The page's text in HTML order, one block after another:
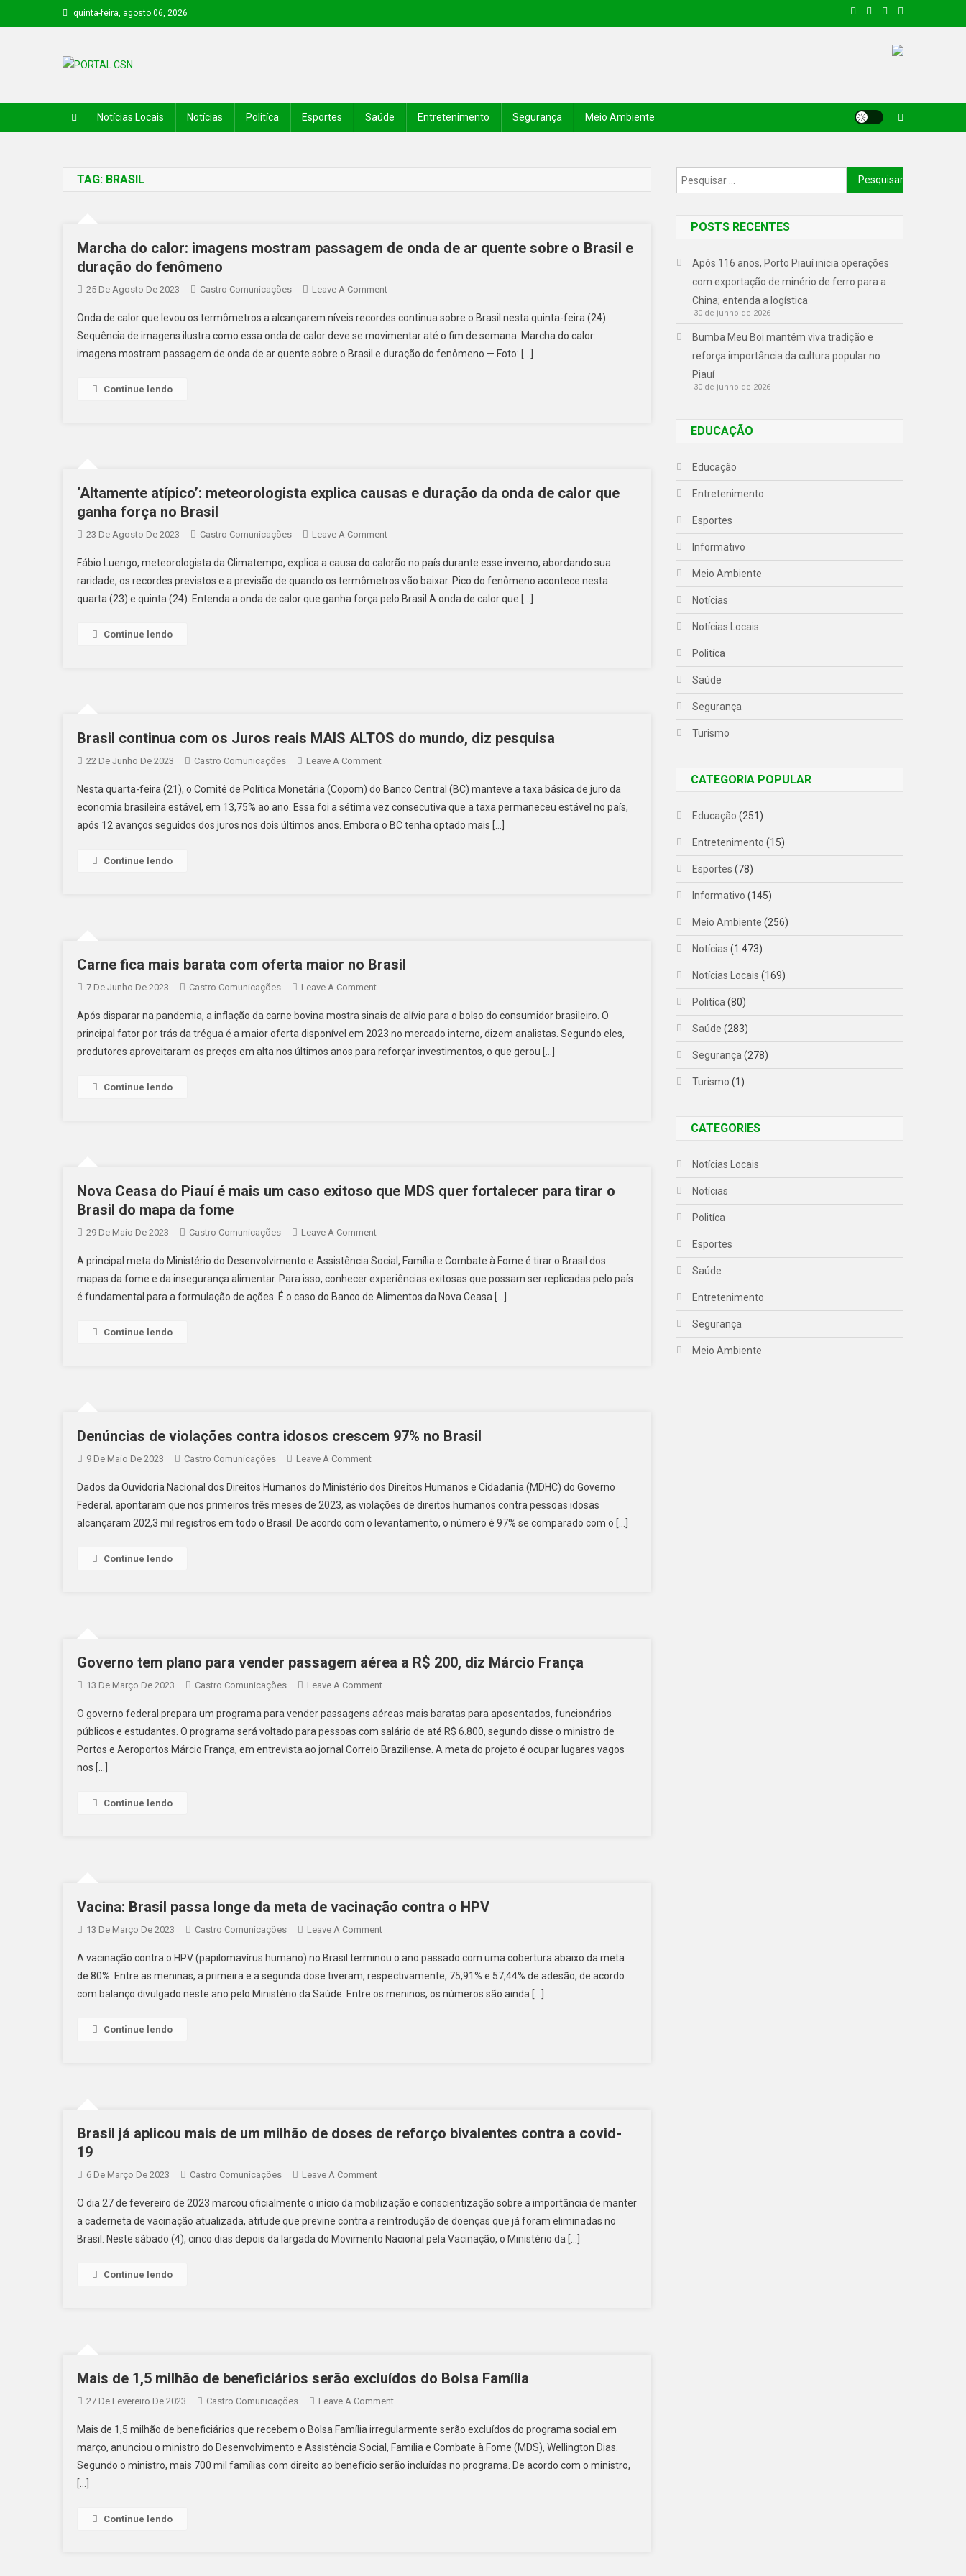
quinta-feira, agosto 06, 2026
Notícias Locais Notícias Politíca Esportes Saúde Entretenimento Segurança Meio Ambiente
TAG: BRASIL
Marcha do calor: imagens mostram passagem de onda de ar quente sobre o Brasil e
duração do fenômeno
25 De Agosto De 2023 Castro Comunicações Leave A Comment
Onda de calor que levou os termômetros a alcançarem níveis recordes continua sobre o Brasil nesta quinta-feira (24).
Sequência de imagens ilustra como essa onda de calor deve se movimentar até o fim de semana. Marcha do calor:
imagens mostram passagem de onda de ar quente sobre o Brasil e duração do fenômeno — Foto: […]
Continue lendo
‘Altamente atípico’: meteorologista explica causas e duração da onda de calor que
ganha força no Brasil
23 De Agosto De 2023 Castro Comunicações Leave A Comment
Fábio Luengo, meteorologista da Climatempo, explica a causa do calorão no país durante esse inverno, abordando sua
raridade, os recordes previstos e a previsão de quando os termômetros vão baixar. Pico do fenômeno acontece nesta
quarta (23) e quinta (24). Entenda a onda de calor que ganha força pelo Brasil A onda de calor que […]
Continue lendo
Brasil continua com os Juros reais MAIS ALTOS do mundo, diz pesquisa
22 De Junho De 2023 Castro Comunicações Leave A Comment
Nesta quarta-feira (21), o Comitê de Política Monetária (Copom) do Banco Central (BC) manteve a taxa básica de juro da
economia brasileira estável, em 13,75% ao ano. Essa foi a sétima vez consecutiva que a taxa permaneceu estável no país,
após 12 avanços seguidos dos juros nos dois últimos anos. Embora o BC tenha optado mais […]
Continue lendo
Carne fica mais barata com oferta maior no Brasil
7 De Junho De 2023 Castro Comunicações Leave A Comment
Após disparar na pandemia, a inflação da carne bovina mostra sinais de alívio para o bolso do consumidor brasileiro. O
principal fator por trás da trégua é a maior oferta disponível em 2023 no mercado interno, dizem analistas. Segundo eles,
produtores aproveitaram os preços em alta nos últimos anos para reforçar investimentos, o que gerou […]
Continue lendo
Nova Ceasa do Piauí é mais um caso exitoso que MDS quer fortalecer para tirar o
Brasil do mapa da fome
29 De Maio De 2023 Castro Comunicações Leave A Comment
A principal meta do Ministério do Desenvolvimento e Assistência Social, Família e Combate à Fome é tirar o Brasil dos
mapas da fome e da insegurança alimentar. Para isso, conhecer experiências exitosas que possam ser replicadas pelo país
é fundamental para a formulação de ações. É o caso do Banco de Alimentos da Nova Ceasa […]
Continue lendo
Denúncias de violações contra idosos crescem 97% no Brasil
9 De Maio De 2023 Castro Comunicações Leave A Comment
Dados da Ouvidoria Nacional dos Direitos Humanos do Ministério dos Direitos Humanos e Cidadania (MDHC) do Governo
Federal, apontaram que nos primeiros três meses de 2023, as violações de direitos humanos contra pessoas idosas
alcançaram 202,3 mil registros em todo o Brasil. De acordo com o levantamento, o número é 97% se comparado com o […]
Continue lendo
Governo tem plano para vender passagem aérea a R$ 200, diz Márcio França
13 De Março De 2023 Castro Comunicações Leave A Comment
O governo federal prepara um programa para vender passagens aéreas mais baratas para aposentados, funcionários
públicos e estudantes. O programa será voltado para pessoas com salário de até R$ 6.800, segundo disse o ministro de
Portos e Aeroportos Márcio França, em entrevista ao jornal Correio Braziliense. A meta do projeto é ocupar lugares vagos
nos […]
Continue lendo
Vacina: Brasil passa longe da meta de vacinação contra o HPV
13 De Março De 2023 Castro Comunicações Leave A Comment
A vacinação contra o HPV (papilomavírus humano) no Brasil terminou o ano passado com uma cobertura abaixo da meta
de 80%. Entre as meninas, a primeira e a segunda dose tiveram, respectivamente, 75,91% e 57,44% de adesão, de acordo
com balanço divulgado neste ano pelo Ministério da Saúde. Entre os meninos, os números são ainda […]
Continue lendo
Brasil já aplicou mais de um milhão de doses de reforço bivalentes contra a covid-
19
6 De Março De 2023 Castro Comunicações Leave A Comment
O dia 27 de fevereiro de 2023 marcou oficialmente o início da mobilização e conscientização sobre a importância de manter
a caderneta de vacinação atualizada, atitude que previne contra a reintrodução de doenças que já foram eliminadas no
Brasil. Neste sábado (4), cinco dias depois da largada do Movimento Nacional pela Vacinação, o Ministério da […]
Continue lendo
Mais de 1,5 milhão de beneficiários serão excluídos do Bolsa Família
27 De Fevereiro De 2023 Castro Comunicações Leave A Comment
Mais de 1,5 milhão de beneficiários que recebem o Bolsa Família irregularmente serão excluídos do programa social em
março, anunciou o ministro do Desenvolvimento e Assistência Social, Família e Combate à Fome (MDS), Wellington Dias.
Segundo o ministro, mais 700 mil famílias com direito ao benefício serão incluídas no programa. De acordo com o ministro,
[…]
Continue lendo
POSTS RECENTES
Após 116 anos, Porto Piauí inicia operações
com exportação de minério de ferro para a
China; entenda a logística
30 de junho de 2026
Bumba Meu Boi mantém viva tradição e
reforça importância da cultura popular no
Piauí
30 de junho de 2026
EDUCAÇÃO
Educação
Entretenimento
Esportes
Informativo
Meio Ambiente
Notícias
Notícias Locais
Politíca
Saúde
Segurança
Turismo
CATEGORIA POPULAR
Educação (251)
Entretenimento (15)
Esportes (78)
Informativo (145)
Meio Ambiente (256)
Notícias (1.473)
Notícias Locais (169)
Politíca (80)
Saúde (283)
Segurança (278)
Turismo (1)
CATEGORIES
Notícias Locais
Notícias
Politíca
Esportes
Saúde
Entretenimento
Segurança
Meio Ambiente